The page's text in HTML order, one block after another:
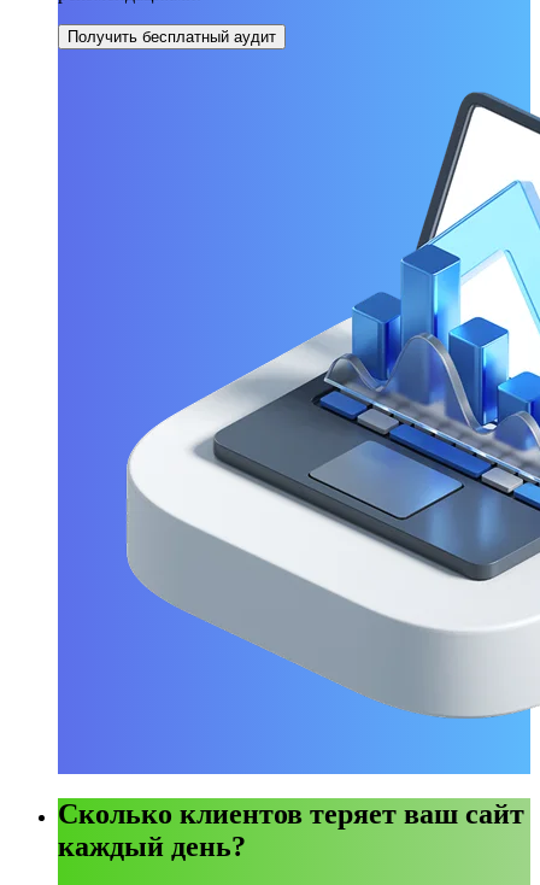
Получить бесплатный аудит
Сколько клиентов теряет ваш сайт
каждый день?